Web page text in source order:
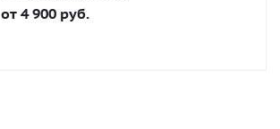
от 4 900 руб.